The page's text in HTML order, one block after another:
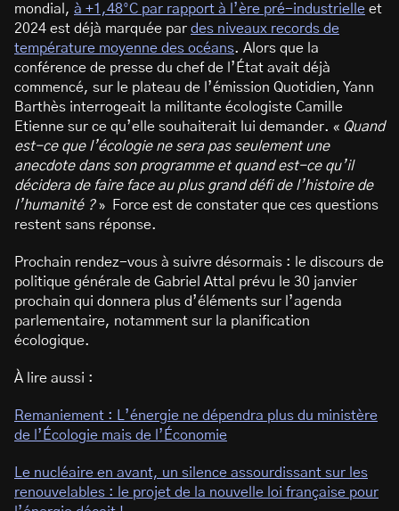
mondial, à +1,48°C par rapport à l’ère pré-industrielle et
2024 est déjà marquée par des niveaux records de
température moyenne des océans. Alors que la
conférence de presse du chef de l’État avait déjà
commencé, sur le plateau de l’émission Quotidien, Yann
Barthès interrogeait la militante écologiste Camille
Etienne sur ce qu’elle souhaiterait lui demander. « Quand
est-ce que l’écologie ne sera pas seulement une
anecdote dans son programme et quand est-ce qu’il
décidera de faire face au plus grand défi de l’histoire de
l’humanité ?» Force est de constater que ces questions
restent sans réponse.
Prochain rendez-vous à suivre désormais : le discours de
politique générale de Gabriel Attal prévu le 30 janvier
prochain qui donnera plus d’éléments sur l’agenda
parlementaire, notamment sur la planification
écologique.
À lire aussi :
Remaniement : L’énergie ne dépendra plus du ministère
de l’Écologie mais de l’Économie
Le nucléaire en avant, un silence assourdissant sur les
renouvelables : le projet de la nouvelle loi française pour